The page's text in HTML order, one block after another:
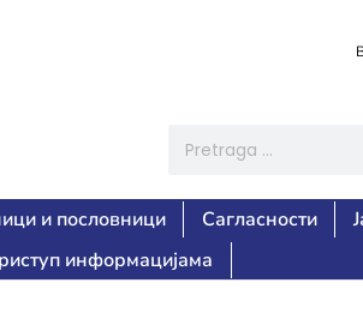
и пословници Сагласности
информацијама